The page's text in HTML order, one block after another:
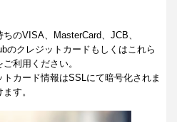
のVISA、MasterCard、JCB、
のクレジットカードもしくはこれら
利用ください。
カード情報はSSLにて暗号化されま
す。